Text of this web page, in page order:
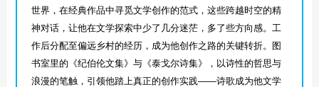
世界，在经典作品中寻觅文学创作的范式，这些跨越时空的精
神对话，让他在文学探索中少了几分迷茫，多了些方向感。工
作后分配至偏远乡村的经历，成为他创作之路的关键转折。图
书室里的《纪伯伦文集》与《泰戈尔诗集》，以诗性的哲思与
浪漫的笔触，引领他踏上真正的创作实践——诗歌成为他文学